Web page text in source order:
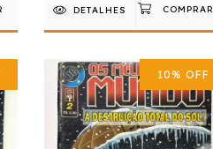
DETALHES
10% OFF